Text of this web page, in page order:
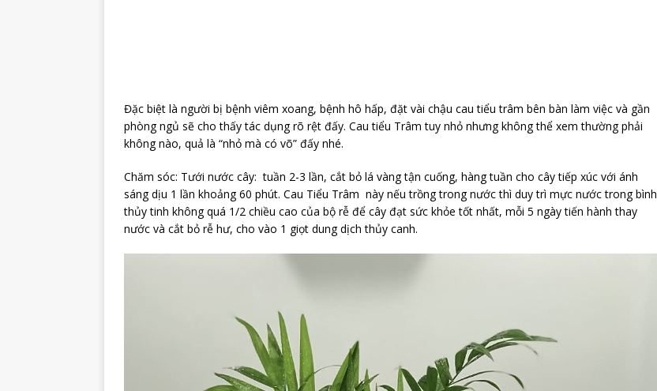
Đặc biệt là người bị bệnh viêm xoang, bệnh hô hấp, đặt vài chậu cau tiểu trâm bên bàn làm việc và gần
phòng ngủ sẽ cho thấy tác dụng rõ rệt đấy. Cau tiểu Trâm tuy nhỏ nhưng không thể xem thường phải
không nào, quả là “nhỏ mà có võ” đấy nhé.
Chăm sóc: Tưới nước cây: tuần 2-3 lần, cắt bỏ lá vàng tận cuống, hàng tuần cho cây tiếp xúc với ánh
sáng dịu 1 lần khoảng 60 phút. Cau Tiểu Trâm này nếu trồng trong nước thì duy trì mực nước trong bình
thủy tinh không quá 1/2 chiều cao của bộ rễ để cây đạt sức khỏe tốt nhất, mỗi 5 ngày tiến hành thay
nước và cắt bỏ rễ hư, cho vào 1 giọt dung dịch thủy canh.